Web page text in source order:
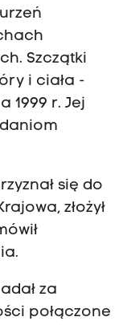
Szczątki
i ciała -
1999 r. Jej
się do
złożył
za
połączone